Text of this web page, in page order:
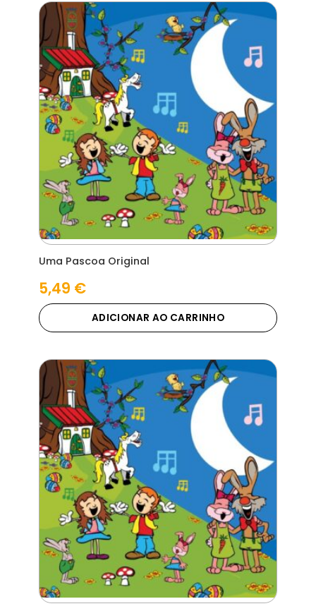
Uma Pascoa Original
5,49 €
ADICIONAR AO CARRINHO